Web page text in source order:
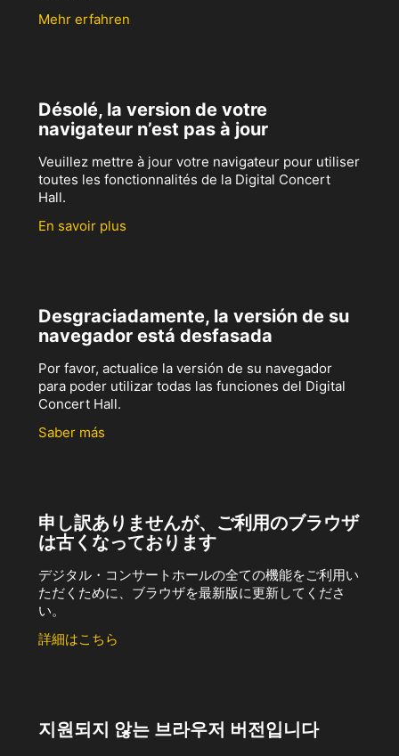
Mehr erfahren
Désolé, la version de votre
navigateur n’est pas à jour
Veuillez mettre à jour votre navigateur pour utiliser
toutes les fonctionnalités de la Digital Concert
Hall.
En savoir plus
Desgraciadamente, la versión de su
navegador está desfasada
Por favor, actualice la versión de su navegador
para poder utilizar todas las funciones del Digital
Concert Hall.
Saber más
申し訳ありませんが、ご利用のブラウザ
は古くなっております
デジタル・コンサートホールの全ての機能をご利用い
ただくために、ブラウザを最新版に更新してくださ
い。
詳細はこちら
지원되지 않는 브라우저 버전입니다